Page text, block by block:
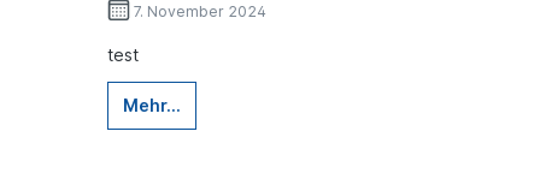
7. November 2024
test
Mehr...